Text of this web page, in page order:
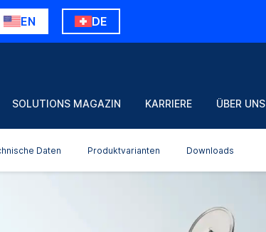
EN DE
SOLUTIONS MAGAZIN KARRIERE ÜBER UNS
Daten Produktvarianten Downloads